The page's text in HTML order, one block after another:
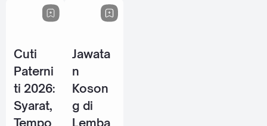
Berhad
2026
2026
Cuti
Paterni
ti 2026:
Syarat,
Tempo
Jawata
n
Koson
g di
Lemba